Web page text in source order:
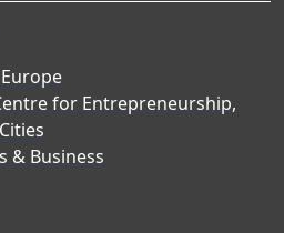
for Entrepreneurship,
& Business